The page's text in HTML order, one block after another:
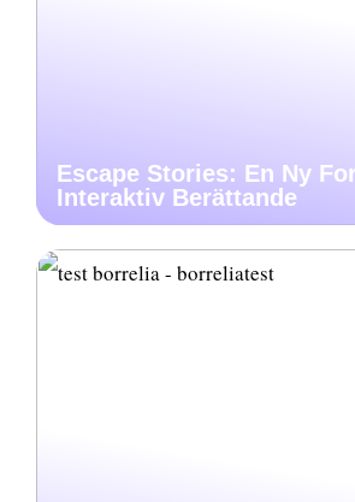
Escape Stories: En Ny
Interaktiv Berättande